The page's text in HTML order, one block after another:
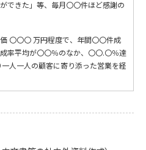
できた」等、毎月〇〇件ほど感謝の
〇〇〇 万円程度で、年間〇〇件成
率平均が〇〇％のなか、〇〇.〇％達
人一人の顧客に寄り添った営業を経